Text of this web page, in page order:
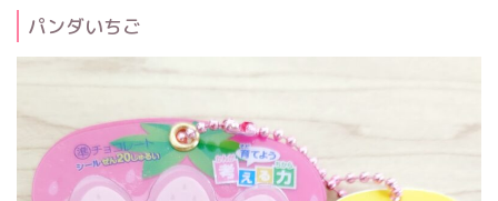
パンダいちご